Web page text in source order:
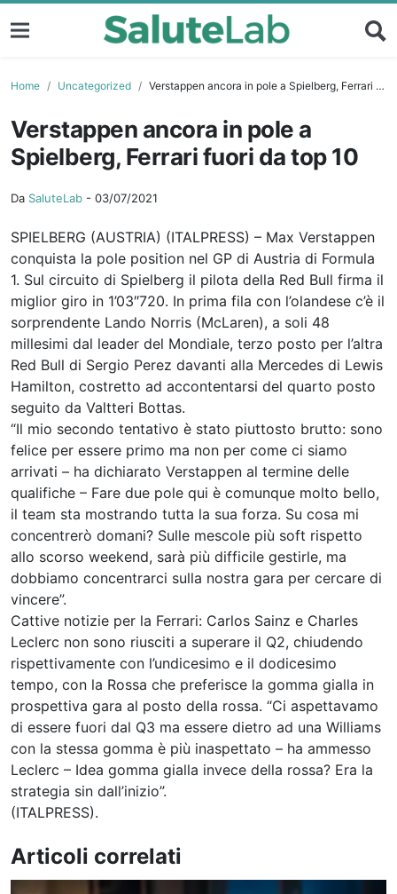
Home Uncategorized Verstappen ancora in pole a Spielberg, Ferrari fuori da top 10
Verstappen ancora in pole a
Spielberg, Ferrari fuori da top 10
Da SaluteLab - 03/07/2021
SPIELBERG (AUSTRIA) (ITALPRESS) – Max Verstappen
conquista la pole position nel GP di Austria di Formula
1. Sul circuito di Spielberg il pilota della Red Bull firma il
miglior giro in 1’03″720. In prima fila con l’olandese c’è il
sorprendente Lando Norris (McLaren), a soli 48
millesimi dal leader del Mondiale, terzo posto per l’altra
Red Bull di Sergio Perez davanti alla Mercedes di Lewis
Hamilton, costretto ad accontentarsi del quarto posto
seguito da Valtteri Bottas.
“Il mio secondo tentativo è stato piuttosto brutto: sono
felice per essere primo ma non per come ci siamo
arrivati – ha dichiarato Verstappen al termine delle
qualifiche – Fare due pole qui è comunque molto bello,
il team sta mostrando tutta la sua forza. Su cosa mi
concentrerò domani? Sulle mescole più soft rispetto
allo scorso weekend, sarà più difficile gestirle, ma
dobbiamo concentrarci sulla nostra gara per cercare di
vincere”.
Cattive notizie per la Ferrari: Carlos Sainz e Charles
Leclerc non sono riusciti a superare il Q2, chiudendo
rispettivamente con l’undicesimo e il dodicesimo
tempo, con la Rossa che preferisce la gomma gialla in
prospettiva gara al posto della rossa. “Ci aspettavamo
di essere fuori dal Q3 ma essere dietro ad una Williams
con la stessa gomma è più inaspettato – ha ammesso
Leclerc – Idea gomma gialla invece della rossa? Era la
strategia sin dall’inizio”.
(ITALPRESS).
Articoli correlati